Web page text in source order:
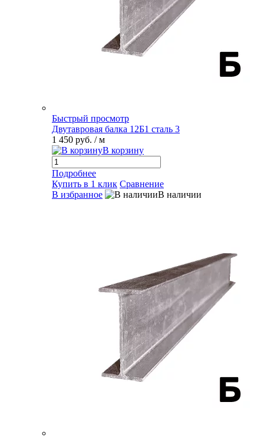
Быстрый просмотр
Двутавровая балка 12Б1 сталь 3
1 450 руб. / м
В корзину
Подробнее
Купить в 1 клик Сравнение
В избранное
В наличии